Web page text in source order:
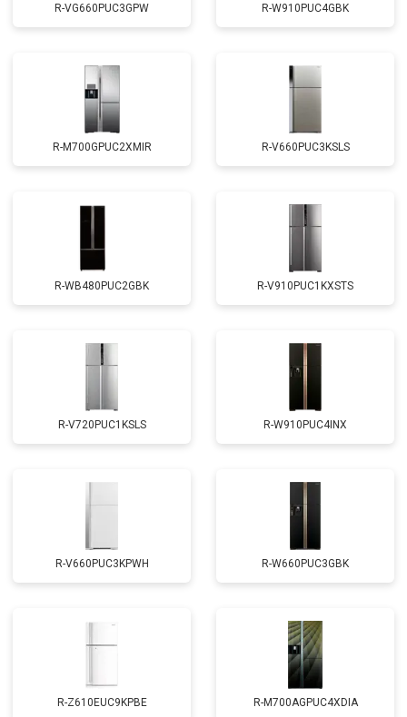
R-VG660PUC3GPW R-W910PUC4GBK
R-M700GPUC2XMIR R-V660PUC3KSLS
R-WB480PUC2GBK R-V910PUC1KXSTS
R-V720PUC1KSLS R-W910PUC4INX
R-V660PUC3KPWH R-W660PUC3GBK
R-Z610EUC9KPBE R-M700AGPUC4XDIA